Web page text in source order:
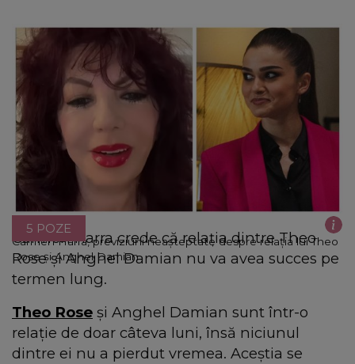
Carmen Harra, previziuni neașteptate despre relația lui Theo
Rose și Anghel Damian
5 POZE
Carmen Harra crede că relația dintre Theo
Rose și Anghel Damian nu va avea succes pe
termen lung.
Theo Rose și Anghel Damian sunt într-o
relație de doar câteva luni, însă niciunul
dintre ei nu a pierdut vremea. Aceștia se